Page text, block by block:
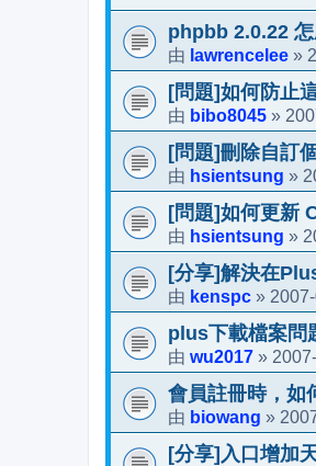
phpbb 2.0.22
由 lawrencelee »
[問題]如何防止
由 bibo8045 »
[問題]刪除自訂
由 hsientsung »
[問題]如何更新
由 hsientsung »
[分享]解決在
由 kenspc »
plus下載檔案問
由 wu2017 »
會員註冊時，如
由 biowang »
[分享]入口增加